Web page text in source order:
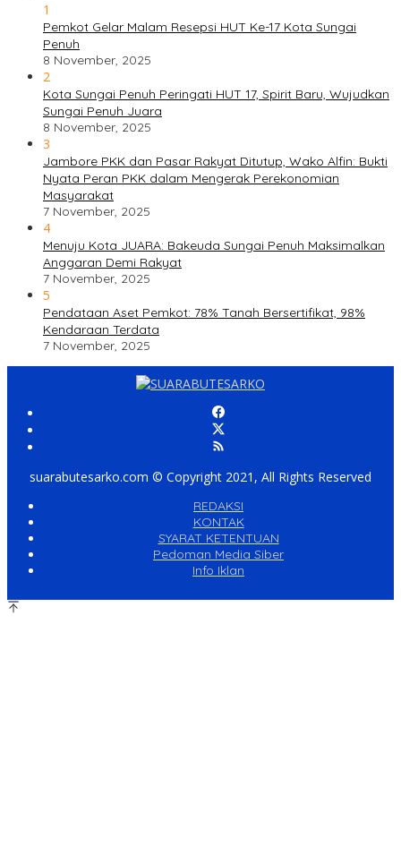
1
Pemkot Gelar Malam Resepsi HUT Ke-17 Kota Sungai
Penuh
8 November, 2025
2
Kota Sungai Penuh Peringati HUT 17, Spirit Baru, Wujudkan
Sungai Penuh Juara
8 November, 2025
3
Jambore PKK dan Pasar Rakyat Ditutup, Wako Alfin: Bukti
Nyata Peran PKK dalam Mengerak Perekonomian
Masyarakat
7 November, 2025
4
Menuju Kota JUARA: Bakeuda Sungai Penuh Maksimalkan
Anggaran Demi Rakyat
7 November, 2025
5
Pendataan Aset Pemkot: 78% Tanah Bersertifikat, 98%
Kendaraan Terdata
7 November, 2025
suarabutesarko.com © Copyright 2021, All Rights Reserved
REDAKSI
KONTAK
SYARAT KETENTUAN
Pedoman Media Siber
Info Iklan